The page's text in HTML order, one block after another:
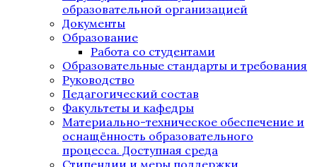
образовательной организацией
Документы
Образование
Работа со студентами
Образовательные стандарты и требования
Руководство
Педагогический состав
Факультеты и кафедры
Материально-техническое обеспечение и
оснащённость образовательного
процесса. Доступная среда
Стипендии и меры поддержки